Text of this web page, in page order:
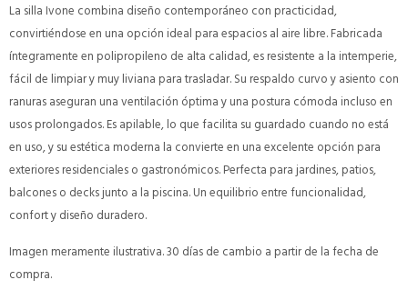
La silla Ivone combina diseño contemporáneo con practicidad,
convirtiéndose en una opción ideal para espacios al aire libre. Fabricada
íntegramente en polipropileno de alta calidad, es resistente a la intemperie,
fácil de limpiar y muy liviana para trasladar. Su respaldo curvo y asiento con
ranuras aseguran una ventilación óptima y una postura cómoda incluso en
usos prolongados. Es apilable, lo que facilita su guardado cuando no está
en uso, y su estética moderna la convierte en una excelente opción para
exteriores residenciales o gastronómicos. Perfecta para jardines, patios,
balcones o decks junto a la piscina. Un equilibrio entre funcionalidad,
confort y diseño duradero.
Imagen meramente ilustrativa. 30 días de cambio a partir de la fecha de
compra.